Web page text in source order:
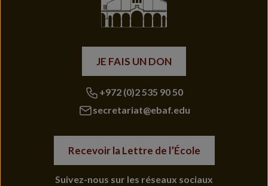
JE FAIS UN DON
+972 (0)2 535 90 50
secretariat@ebaf.edu
Recevoir la Lettre de l’École
Suivez-nous sur les réseaux sociaux